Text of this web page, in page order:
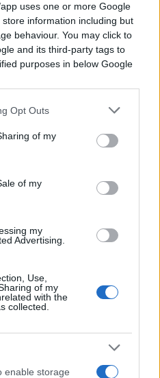
uses one or more Google
information including but
behaviour. You may click to
and its third-party tags to
purposes in below Google
Opt Outs
of my
of my
my
Advertising.
Use,
of my
with the
collected.
enable storage
, salvo poi
utile perdelegittimare la
forze dell’ordine è
la sinistra ha spesso
verso certe derive
verso le forze di
trasformando
affronto politico.
piano concettuale, l’idea
ideologicamente ostile.
da circa ottomila
con sensibilità e
anche molto vicine
certamente non
questo atteggiamento
e diffidente.
per un singolo atto